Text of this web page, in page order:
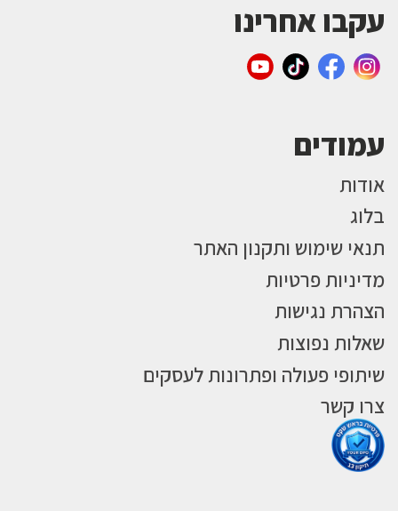
עקבו אחרינו
עמודים
אודות
בלוג
תנאי שימוש ותקנון האתר
מדיניות פרטיות
הצהרת נגישות
שאלות נפוצות
שיתופי פעולה ופתרונות לעסקים
צרו קשר